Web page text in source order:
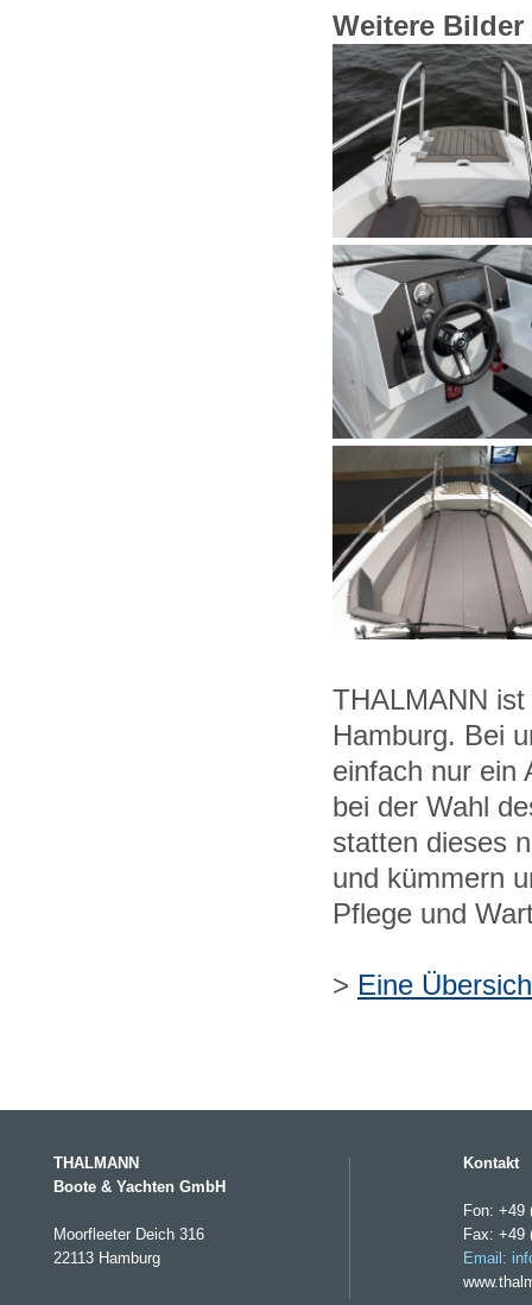
Weitere Bilder
THALMANN
Hamburg. Bei
einfach nur ein
bei der Wahl
statten dieses
und kümmern
Pflege und
> Eine
THALMANN
Boote & Yachten GmbH
Moorfleeter Deich 316
22113 Hamburg
Kontakt
Fon: +49
Fax: +49
Email: